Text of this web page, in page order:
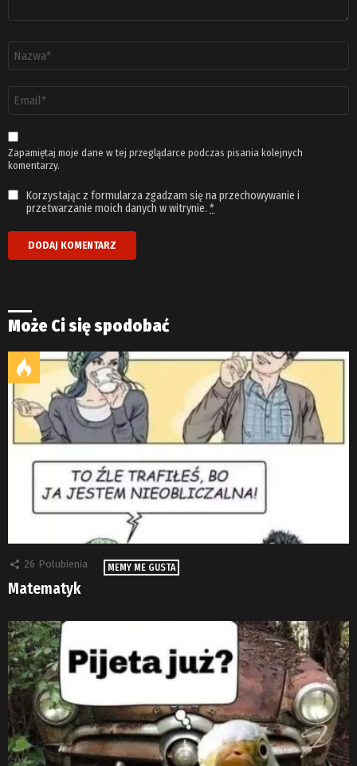
email
*
Zapamiętaj moje dane w tej przeglądarce podczas pisania kolejnych
komentarzy.
Korzystając z formularza zgadzam się na przechowywanie i
przetwarzanie moich danych w witrynie. *
Może Ci się spodobać
26 Polubienia MEMY ME GUSTA
Matematyk